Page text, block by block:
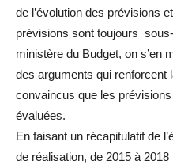
de l’évolution des prévisions
prévisions sont toujours
ministère du Budget, on s’en
des arguments qui renforcent
convaincus que les
évaluées.
En faisant un récapitulatif de
de réalisation, de 2015 à